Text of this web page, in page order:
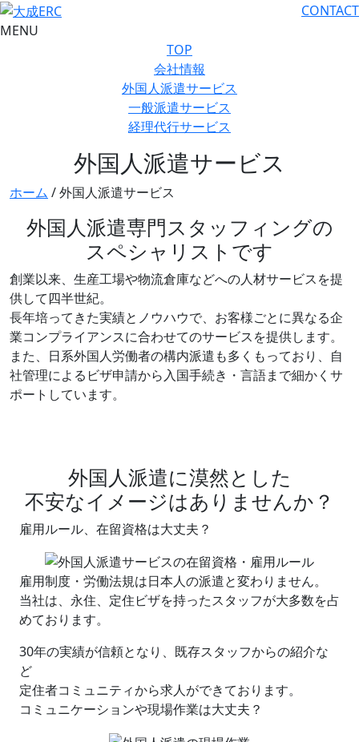
CONTACT
MENU
TOP
会社情報
外国人派遣サービス
一般派遣サービス
経理代行サービス
外国人派遣サービス
ホーム /外国人派遣サービス
外国人派遣専門スタッフィングの
スペシャリストです
創業以来、生産工場や物流倉庫などへの人材サービスを提
供して四半世紀。
長年培ってきた実績とノウハウで、お客様ごとに異なる企
業コンプライアンスに合わせてのサービスを提供します。
また、日系外国人労働者の構内派遣も多くもっており、自
社管理によるビザ申請から入国手続き・言語まで細かくサ
ポートしています。
外国人派遣に漠然とした
不安なイメージはありませんか？
雇用ルール、在留資格は大丈夫？
雇用制度・労働法規は日本人の派遣と変わりません。
当社は、永住、定住ビザを持ったスタッフが大多数を占
めております。
30年の実績が信頼となり、既存スタッフからの紹介な
ど
定住者コミュニティから求人ができております。
コミュニケーションや現場作業は大丈夫？